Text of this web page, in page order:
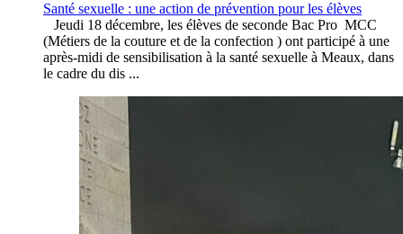
Santé sexuelle : une action de prévention pour les élèves
Jeudi 18 décembre, les élèves de seconde Bac Pro MCC
(Métiers de la couture et de la confection ) ont participé à une
après-midi de sensibilisation à la santé sexuelle à Meaux, dans
le cadre du dis ...